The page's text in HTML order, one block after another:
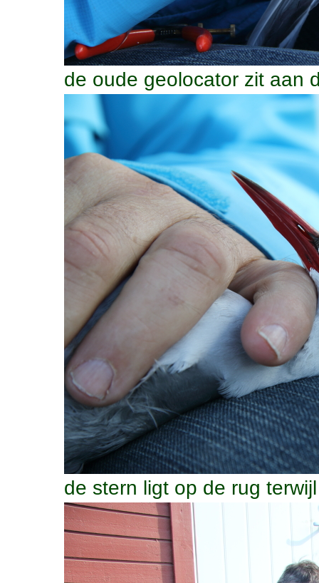
de oude geolocator zit aan
de stern ligt op de rug